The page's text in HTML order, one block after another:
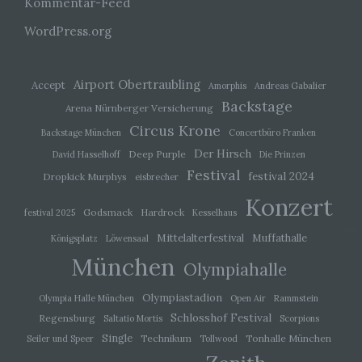
Kommentar-Feed
WordPress.org
Accept Airport Obertraubling Amorphis Andreas Gabalier
Arena Nürnberger Versicherung Backstage
Backstage München Circus Krone
Concertbüro Franken
David Hasselhoff
Deep Purple Der Hirsch Die Prinzen
Dropkick Murphys eisbrecher Festival festival 2024
festival 2025 Godsmack Hardrock Kesselhaus Konzert
Königsplatz Löwensaal Mittelalterfestival Muffathalle
München Olympiahalle
Olympia Halle München Olympiastadion Open Air Rammstein
Regensburg Saltatio Mortis Schlosshof Festival
Scorpions
Seiler und Speer
Single Technikum Tollwood Tonhalle München
j) Dritter
Behörde, Einrichtung oder andere Stelle außer
der betroffenen Person, dem Verantwortlichen,
dem Auftragsverarbeiter und den Personen, die
unter der unmittelbaren Verantwortung des
Verantwortlichen oder des Auftragsverarbeiters
befugt sind, die personenbezogenen Daten zu
k) Einwilligung
freiwillig für den bestimmten Fall in informierter
Weise und unmissverständlich abgegebene
Willensbekundung in Form einer Erklärung oder
einer sonstigen eindeutigen bestätigenden
Handlung, mit der die betroffene Person zu
verstehen gibt, dass sie mit der Verarbeitung der
sie betreffenden personenbezogenen Daten